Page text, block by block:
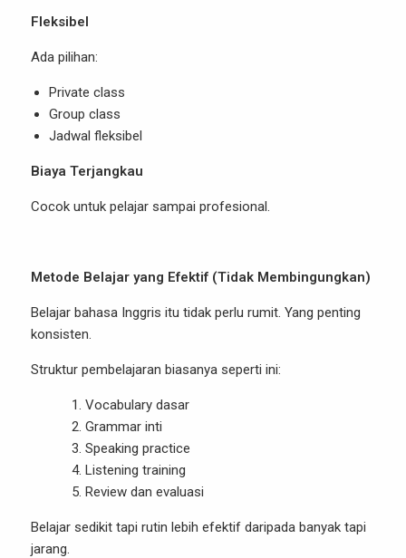
Fleksibel
Ada pilihan:
Private class
Group class
Jadwal fleksibel
Biaya Terjangkau
Cocok untuk pelajar sampai profesional.
Metode Belajar yang Efektif (Tidak Membingungkan)
Belajar bahasa Inggris itu tidak perlu rumit. Yang penting
konsisten.
Struktur pembelajaran biasanya seperti ini:
Vocabulary dasar
Grammar inti
Speaking practice
Listening training
Review dan evaluasi
Belajar sedikit tapi rutin lebih efektif daripada banyak tapi
jarang.